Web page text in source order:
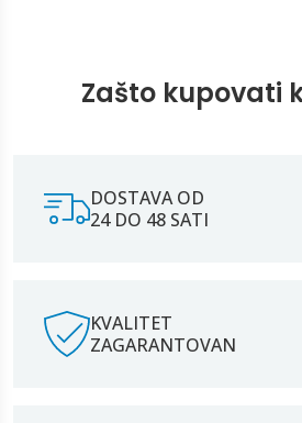
Zašto kupovati
DOSTAVA OD
24 DO 48 SATI
KVALITET
ZAGARANTOVAN